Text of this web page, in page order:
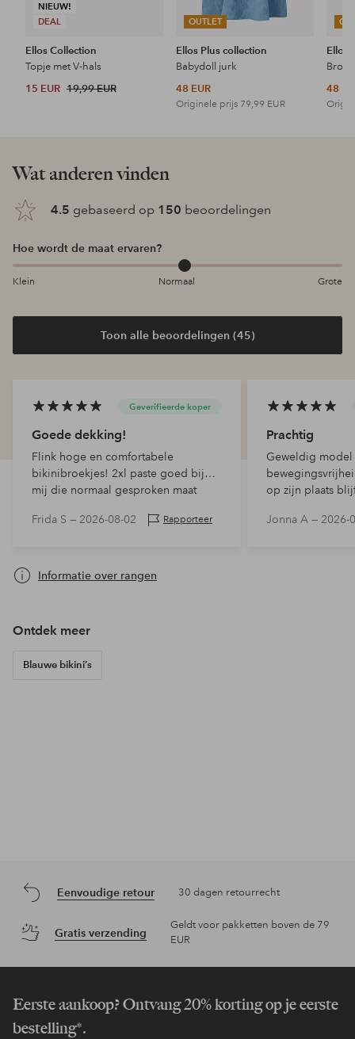
NIEUW!
DEAL
Ellos Collection
Topje met V-hals
15 EUR 19,99 EUR
OUTLET
Ellos Plus collection
Babydoll jurk
48 EUR
Originele prijs 79,99 EUR
Ellos
48
Wat anderen vinden
4.5 gebaseerd op 150 beoordelingen
Hoe wordt de maat ervaren?
Klein Normaal Grote
Toon alle beoordelingen (45)
Geverifieerde koper
Goede dekking!
Flink hoge en comfortabele
bikinibroekjes! 2xl paste goed bij
mij die normaal gesproken maat
Frida S — 2026-08-02 Rapporteer
Prachtig
Geweldig model
op zijn plaats
string te krijgen,
Jonna A — 2026-
Informatie over rangen
Ontdek meer
Blauwe bikini’s
Eenvoudige retour 30 dagen retourrecht
Gratis verzending
Geldt voor pakketten boven de 79
EUR
Eerste aankoop? Ontvang 20% korting op je eerste
bestelling*.